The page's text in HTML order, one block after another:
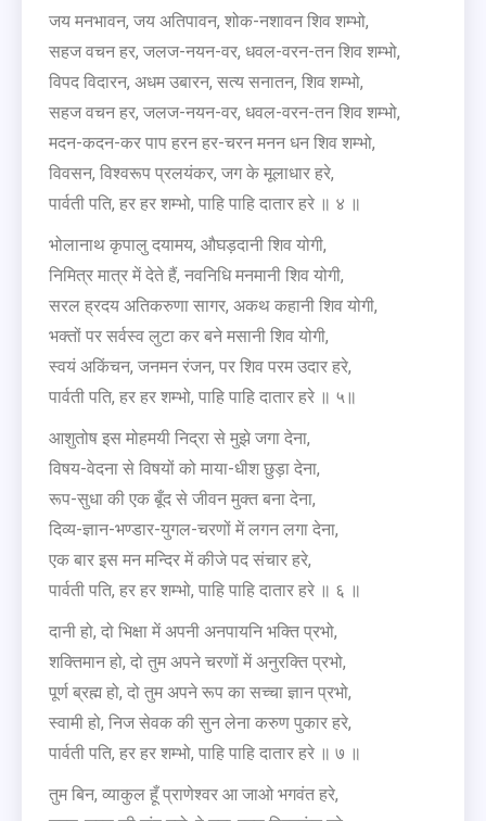
जय मनभावन, जय अतिपावन, शोक-नशावन शिव शम्भो,
सहज वचन हर, जलज-नयन-वर, धवल-वरन-तन शिव शम्भो,
विपद विदारन, अधम उबारन, सत्य सनातन, शिव शम्भो,
सहज वचन हर, जलज-नयन-वर, धवल-वरन-तन शिव शम्भो,
मदन-कदन-कर पाप हरन हर-चरन मनन धन शिव शम्भो,
विवसन, विश्वरूप प्रलयंकर, जग के मूलाधार हरे,
पार्वती पति, हर हर शम्भो, पाहि पाहि दातार हरे ॥ ४ ॥
भोलानाथ कृपालु दयामय, औघड़दानी शिव योगी,
निमित्र मात्र में देते हैं, नवनिधि मनमानी शिव योगी,
सरल ह्रदय अतिकरुणा सागर, अकथ कहानी शिव योगी,
भक्तों पर सर्वस्व लुटा कर बने मसानी शिव योगी,
स्वयं अकिंचन, जनमन रंजन, पर शिव परम उदार हरे,
पार्वती पति, हर हर शम्भो, पाहि पाहि दातार हरे ॥ ५॥
आशुतोष इस मोहमयी निद्रा से मुझे जगा देना,
विषय-वेदना से विषयों को माया-धीश छुड़ा देना,
रूप-सुधा की एक बूँद से जीवन मुक्त बना देना,
दिव्य-ज्ञान-भण्डार-युगल-चरणों में लगन लगा देना,
एक बार इस मन मन्दिर में कीजे पद संचार हरे,
पार्वती पति, हर हर शम्भो, पाहि पाहि दातार हरे ॥ ६ ॥
दानी हो, दो भिक्षा में अपनी अनपायनि भक्ति प्रभो,
शक्तिमान हो, दो तुम अपने चरणों में अनुरक्ति प्रभो,
पूर्ण ब्रह्म हो, दो तुम अपने रूप का सच्चा ज्ञान प्रभो,
स्वामी हो, निज सेवक की सुन लेना करुण पुकार हरे,
पार्वती पति, हर हर शम्भो, पाहि पाहि दातार हरे ॥ ७ ॥
तुम बिन, व्याकुल हूँ प्राणेश्वर आ जाओ भगवंत हरे,